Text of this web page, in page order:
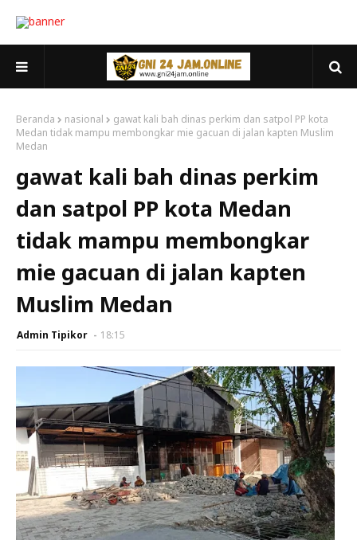
Beranda nasional
gawat kali bah dinas perkim dan satpol PP kota
Medan tidak mampu membongkar mie gacuan di jalan kapten Muslim
Medan
gawat kali bah dinas perkim
dan satpol PP kota Medan
tidak mampu membongkar
mie gacuan di jalan kapten
Muslim Medan
Admin Tipikor 18:15